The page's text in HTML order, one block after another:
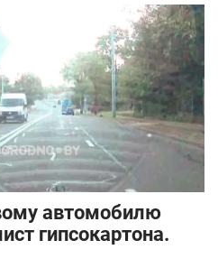
Mazda и
поделился...
автомобилю
гипсокартона.